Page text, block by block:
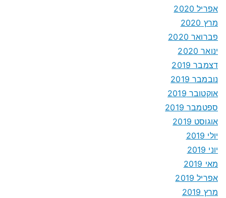
אפריל 2020
מרץ 2020
פברואר 2020
ינואר 2020
דצמבר 2019
נובמבר 2019
אוקטובר 2019
ספטמבר 2019
אוגוסט 2019
יולי 2019
יוני 2019
מאי 2019
אפריל 2019
מרץ 2019